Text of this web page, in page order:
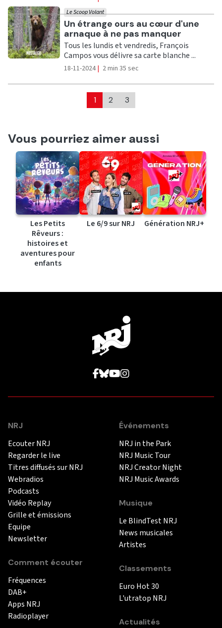
Ecouter
Un étrange ours au cœur d'une
arnaque à ne pas manquer
Le Scoop Volant
Tous les lundis et vendredis, François
Campos vous délivre sa carte blanche ...
18-11-2024 | 2 min 35 sec
1 2 3
Vous pourriez aimer aussi
Les Petits
Rêveurs :
histoires et
aventures pour
enfants
Le 6/9 sur NRJ Génération NRJ+
NRJ
Ecouter NRJ
Regarder le live
Titres diffusés sur NRJ
Webradios
Podcasts
Vidéo Replay
Grille et émissions
Equipe
Newsletter
Comment écouter
Fréquences
DAB+
Apps NRJ
Radioplayer
Événements
NRJ in the Park
NRJ Music Tour
NRJ Creator Night
NRJ Music Awards
Musique
Le BlindTest NRJ
News musicales
Artistes
Classements
Euro Hot 30
L'utratop NRJ
Actualités